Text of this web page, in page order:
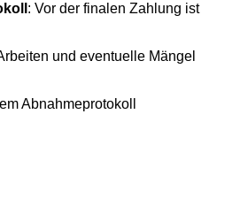
: Vor der finalen Zahlung ist
und eventuelle Mängel
Abnahmeprotokoll